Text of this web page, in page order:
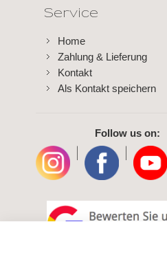
Service
Home
Zahlung & Lieferung
Kontakt
Als Kontakt speichern
Follow us on: